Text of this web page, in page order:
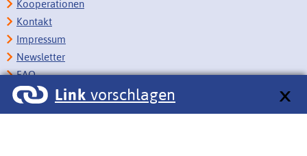
Link vorschlagen
Kooperationen
Kontakt
Impressum
Newsletter
FAQ
Copyright